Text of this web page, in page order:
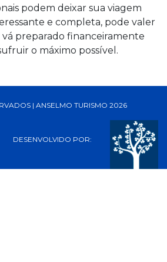
podem deixar sua viagem
e completa, pode valer
vá preparado financeiramente
o máximo possível.
| ANSELMO TURISMO 2026
DESENVOLVIDO POR: